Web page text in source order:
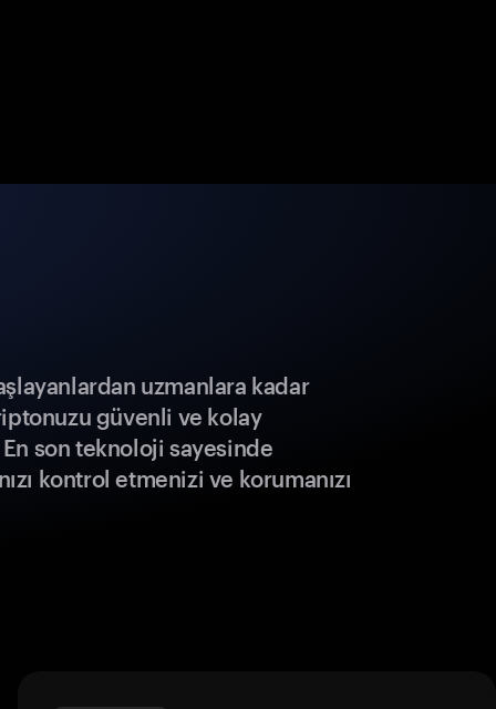
uzmanlara kadar
güvenli ve kolay
son teknoloji sayesinde
kontrol etmenizi ve korumanızı